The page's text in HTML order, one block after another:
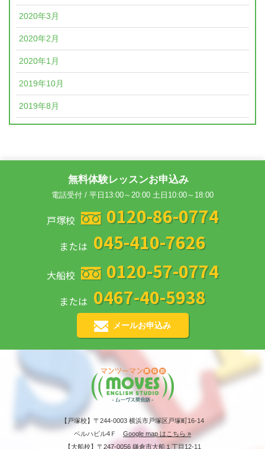
2020年3月
2020年2月
2020年1月
2019年10月
2019年8月
無料体験レッスンお申込み
電話受付 / 平日13:00～20:00 土日10:00～18:00
戸塚校 0120-86-0774
または 045-410-7626
大船校 0120-57-0774
または 0467-40-5938
メールお申込み
【戸塚校】〒244-0003 横浜市戸塚区戸塚町16-14
ベルハビル4Ｆ Google map はこちら »
【大船校】〒247-0056 鎌倉市大船１丁目12-11